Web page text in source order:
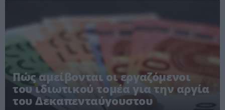
Πώς αμείβονται οι εργαζόμενοι
του ιδιωτικού τομέα για την αργία
του Δεκαπενταύγουστου